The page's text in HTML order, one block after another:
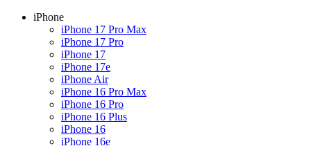
iPhone
iPhone 17 Pro Max
iPhone 17 Pro
iPhone 17
iPhone 17e
iPhone Air
iPhone 16 Pro Max
iPhone 16 Pro
iPhone 16 Plus
iPhone 16
iPhone 16e